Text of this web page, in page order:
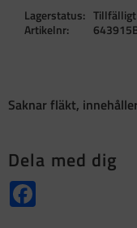
Lagerstatus
Artikelnr
Saknar fläkt,
Dela med dig